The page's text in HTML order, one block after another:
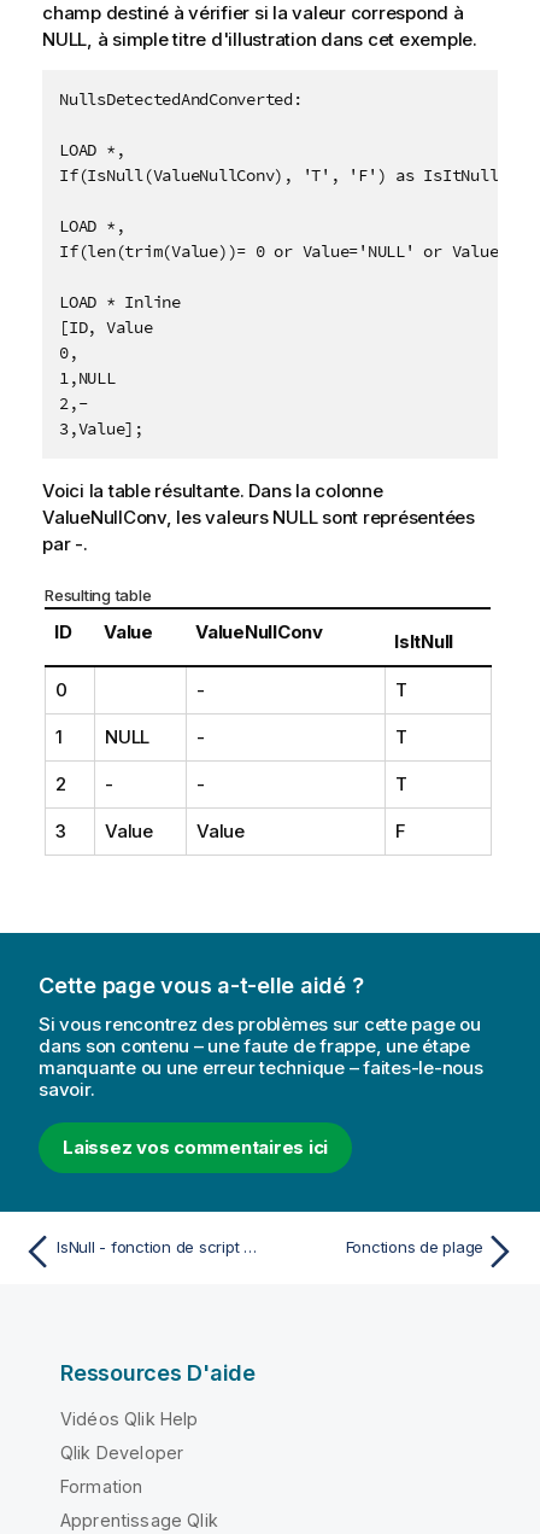
champ destiné à vérifier si la valeur correspond à
NULL, à simple titre d'illustration dans cet exemple.
NullsDetectedAndConverted:
LOAD *,
If(IsNull(ValueNullConv), 'T', 'F') as IsItNull;
LOAD *,
If(len(trim(Value))= 0 or Value='NULL' or
LOAD * Inline
[ID, Value
0,
1,NULL
2,-
3,Value];
Voici la table résultante. Dans la colonne
ValueNullConv, les valeurs NULLsont représentées
par -.
Resulting table
ID Value ValueNullConv IsItNull
0 - T
1 NULL - T
2 - - T
3 Value Value F
Cette page vous a-t-elle aidé ?
Si vous rencontrez des problèmes sur cette page ou
dans son contenu – une faute de frappe, une étape
manquante ou une erreur technique – faites-le-nous
savoir.
Laissez vos commentaires ici
IsNull - fonction de script et fonction de graphique Fonctions de plage
Ressources D'aide
Vidéos Qlik Help
Qlik Developer
Formation
Apprentissage Qlik